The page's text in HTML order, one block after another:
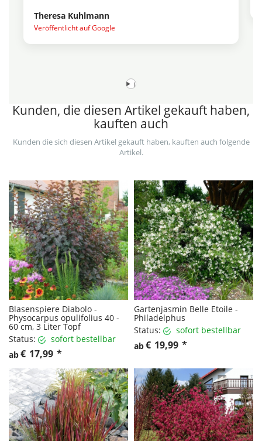
Theresa Kuhlmann
Veröffentlicht auf Google
i
Kunden, die diesen Artikel gekauft haben,
kauften auch
Kunden die sich diesen Artikel gekauft haben, kauften auch folgende
Artikel.
Blasenspiere Diabolo -
Physocarpus opulifolius 40 -
60 cm, 3 Liter Topf
Status:
sofort bestellbar
ab€ 17,99 *
Gartenjasmin Belle Etoile -
Philadelphus
Status:
sofort bestellbar
ab€ 19,99 *